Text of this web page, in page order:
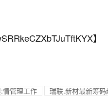
】
情管理工作
瑞联.新材最新筹码